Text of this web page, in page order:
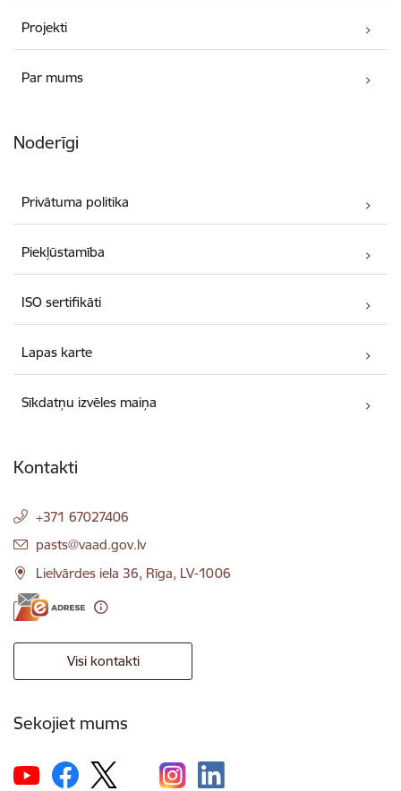
Projekti
Par mums
Noderīgi
Privātuma politika
Piekļūstamība
ISO sertifikāti
Lapas karte
Sīkdatņu izvēles maiņa
Kontakti
+371 67027406
E-pasts:
pasts@vaad.gov.lv
Lielvārdes iela 36, Rīga, LV-1006
Visi kontakti
Sekojiet mums